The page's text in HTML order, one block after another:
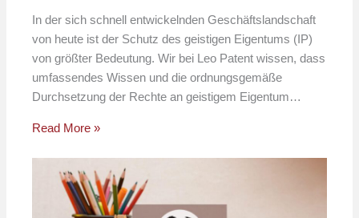
In der sich schnell entwickelnden Geschäftslandschaft
von heute ist der Schutz des geistigen Eigentums (IP)
von größter Bedeutung. Wir bei Leo Patent wissen, dass
umfassendes Wissen und die ordnungsgemäße
Durchsetzung der Rechte an geistigem Eigentum…
Read More »